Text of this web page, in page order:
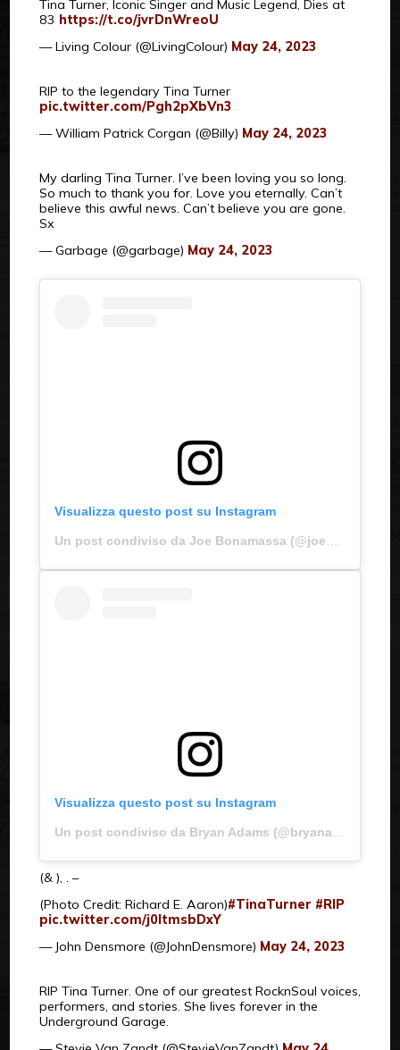
Tina Turner, Iconic Singer and Music Legend, Dies at
83 https://t.co/jvrDnWreoU
— Living Colour (@LivingColour) May 24, 2023
RIP to the legendary Tina Turner
pic.twitter.com/Pgh2pXbVn3
— William Patrick Corgan (@Billy) May 24, 2023
My darling Tina Turner. I’ve been loving you so long.
So much to thank you for. Love you eternally. Can’t
believe this awful news. Can’t believe you are gone.
Sx
— Garbage (@garbage) May 24, 2023
Visualizza questo post su Instagram
Un post condiviso da Joe Bonamassa (@joebonamassa)
Visualizza questo post su Instagram
Un post condiviso da Bryan Adams (@bryanadams)
(& ), . –
(Photo Credit: Richard E. Aaron)#TinaTurner #RIP
pic.twitter.com/j0ltmsbDxY
— John Densmore (@JohnDensmore) May 24, 2023
RIP Tina Turner. One of our greatest RocknSoul voices,
performers, and stories. She lives forever in the
Underground Garage.